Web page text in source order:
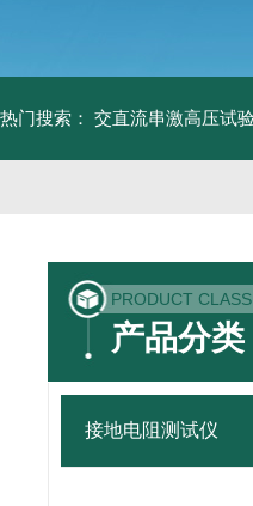
热门搜索： 交直流串激高压试
PRODUCT
产品分类
接地电阻测试仪